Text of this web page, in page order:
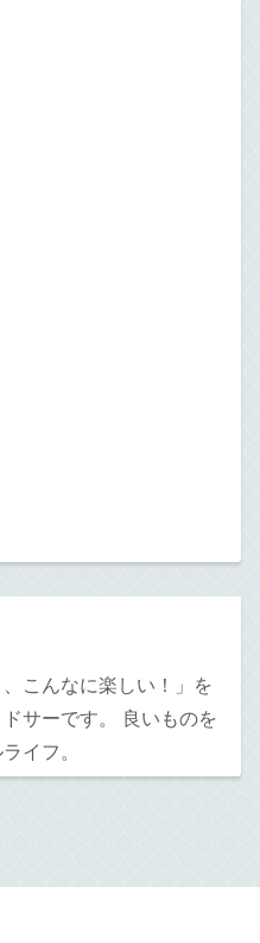
こんなに楽しい！」を
サーです。 良いものを
イフ。